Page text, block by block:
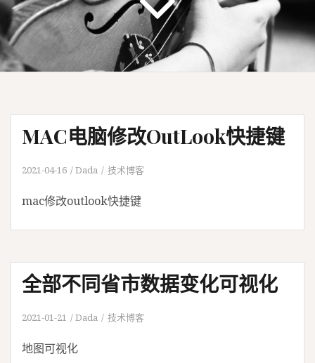
MAC电脑修改OutLook快捷键
2021-04-16 Dada 技术博客
mac修改outlook快捷键
全部不同省市数据变化可视化
2021-01-21 Dada 技术博客
地图可视化